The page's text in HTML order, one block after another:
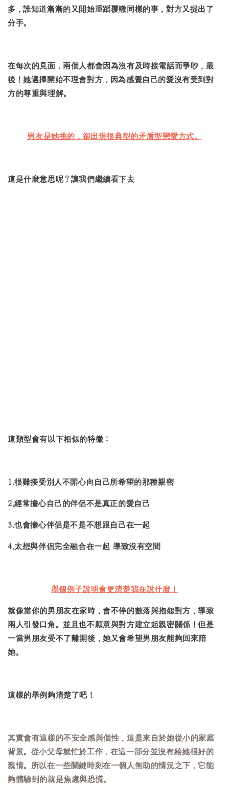
多，誰知道漸漸的又開始重蹈覆轍同樣的事，對方又提出了
分手。
在每次的見面，兩個人都會因為沒有及時接電話而爭吵，最
後！她選擇開始不理會對方，因為感覺自己的愛沒有受到對
方的尊重與理解。
男友是她挑的，卻出現很典型的矛盾型戀愛方式。
這是什麼意思呢？讓我們繼續看下去
這類型會有以下相似的特徵：
1.很難接受別人不開心向自己所希望的那種親密
2.經常擔心自己的伴侶不是真正的愛自己
3.也會擔心伴侶是不是不想跟自己在一起
4.太想與伴侶完全融合在一起 導致沒有空間
舉個例子說明會更清楚我在說什麼！
就像當你的男朋友在家時，會不停的數落與抱怨對方，導致
兩人引發口角。並且也不願意與對方建立起親密關係！但是
一當男朋友受不了離開後，她又會希望男朋友能夠回來陪
她。
這樣的舉例夠清楚了吧！
其實會有這樣的不安全感與個性，這是來自於她從小的家庭
背景。從小父母就忙於工作，在這一部分並沒有給她很好的
親情。所以在一些關鍵時刻在一個人無助的情況之下，它能
夠體驗到的就是焦慮與恐慌。